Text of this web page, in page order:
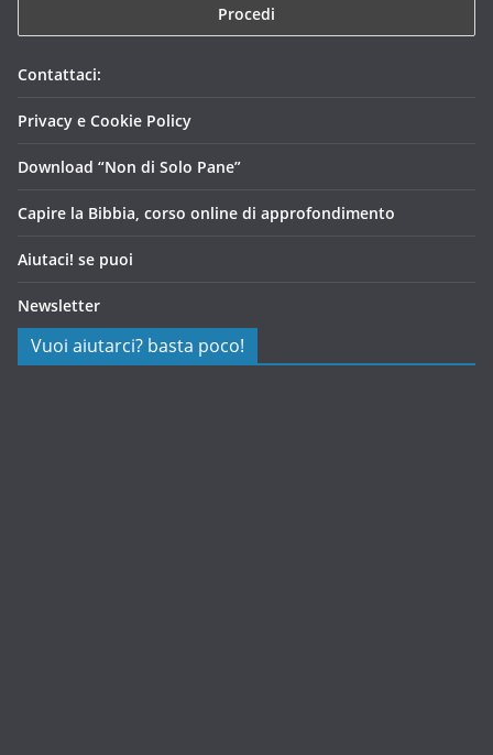
Contattaci:
Privacy e Cookie Policy
Download “Non di Solo Pane”
Capire la Bibbia, corso online di approfondimento
Aiutaci! se puoi
Newsletter
Vuoi aiutarci? basta poco!